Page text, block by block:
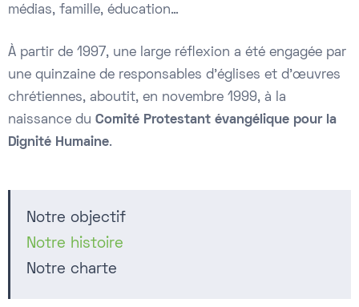
médias, famille, éducation…
À partir de 1997, une large réflexion a été engagée par
une quinzaine de responsables d’églises et d’œuvres
chrétiennes, aboutit, en novembre 1999, à la
naissance du Comité Protestant évangélique pour la
Dignité Humaine.
Notre objectif
Notre histoire
Notre charte